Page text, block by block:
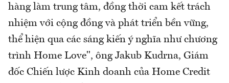
hàng làm trung tâm, đồng thời cam kết trách
nhiệm với cộng đồng và phát triển bền vững,
thể hiện qua các sáng kiến ý nghĩa như chương
trình Home Love", ông Jakub Kudrna, Giám
đốc Chiến lược Kinh doanh của Home Credit